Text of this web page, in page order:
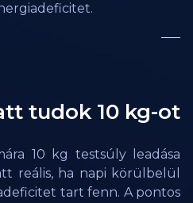
tudok 10 kg-ot
10 kg testsúly leadása
reális, ha napi körülbelül
tart fenn. A pontos